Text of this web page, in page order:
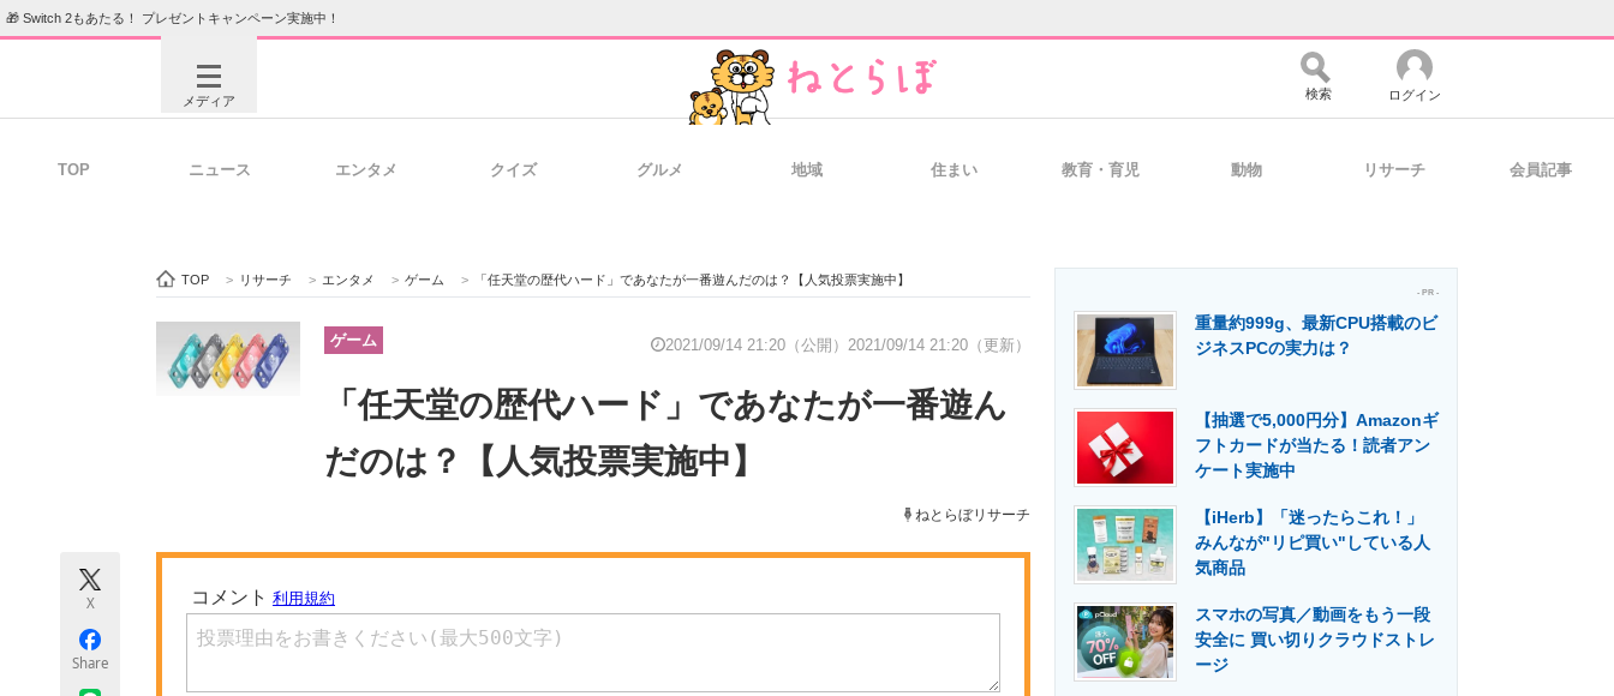
🎁 Switch 2もあたる！ プレゼントキャンペーン実施中！
メディア
ビジネスと働き方のヒント 経営リーダーのコミュニティ マーケ×ITの今がよく分かる
企業向けIT製品の総合サイト IT製品の技術・比較・事例 製造業のIT導入・活用を支援
モノづくり技術者専門サイト エレクトロニクス専門サイト 電子設計の基本と応用 エネルギーの専門メディア 建設×テクノロジーの最前線
検索 ログイン
TOP ニュース エンタメ クイズ グルメ 地域 住まい 教育・育児 動物 リサーチ 会員記事
TOP > リサーチ > エンタメ > ゲーム > 「任天堂の歴代ハード」であなたが一番遊んだのは？【人気投票実施中】
ゲーム 2021/09/14 21:20（公開） 2021/09/14 21:20（更新）
「任天堂の歴代ハード」であなたが一番遊ん
だのは？【人気投票実施中】
ねとらぼリサーチ
X
Share
- PR -
重量約999g、最新CPU搭載のビ
ジネスPCの実力は？
【抽選で5,000円分】Amazonギ
フトカードが当たる！読者アン
ケート実施中
【iHerb】「迷ったらこれ！」
みんなが"リピ買い"している人
気商品
スマホの写真／動画をもう一段
安全に 買い切りクラウドストレ
ージ